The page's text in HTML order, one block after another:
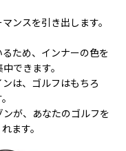
ンスを引き出します。
ため、インナーの色を
できます。
は、ゴルフはもちろ
が、あなたのゴルフを
ます。